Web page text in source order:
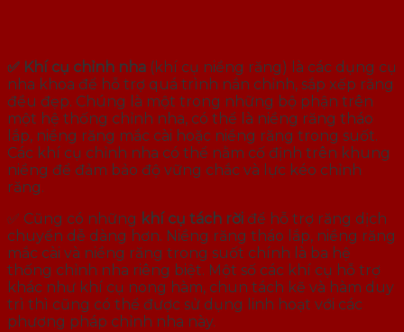
✅ Khí cụ chỉnh nha (khí cụ niềng răng) là các dụng cụ
nha khoa để hỗ trợ quá trình nắn chỉnh, sắp xếp răng
đều đẹp. Chúng là một trong những bộ phận trên
một hệ thống chỉnh nha, có thể là niềng răng tháo
lắp, niềng răng mắc cài hoặc niềng răng trong suốt.
Các khí cụ chỉnh nha có thể nằm cố định trên khung
niềng để đảm bảo độ vững chắc và lực kéo chỉnh
răng.
✅ Cũng có những khí cụ tách rời để hỗ trợ răng dịch
chuyển dễ dàng hơn. Niềng răng tháo lắp, niềng răng
mắc cài và niềng răng trong suốt chính là ba hệ
thống chỉnh nha riêng biệt. Một số các khí cụ hỗ trợ
khác như khí cụ nong hàm, chun tách kẽ và hàm duy
trì thì cũng có thể được sử dụng linh hoạt với các
phương pháp chỉnh nha này.